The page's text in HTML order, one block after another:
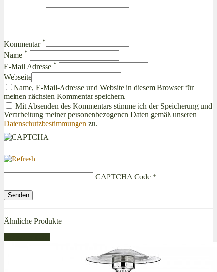
Kommentar *
Name *
E-Mail Adresse *
Webseite
Name, E-Mail-Adresse und Website in diesem Browser für
meinen nächsten Kommentar speichern.
Mit Absenden des Kommentars stimme ich der Speicherung und
Verarbeitung meiner personenbezogenen Daten gemäß unseren
Datenschutzbestimmungen zu.
CAPTCHA Code *
Ähnliche Produkte